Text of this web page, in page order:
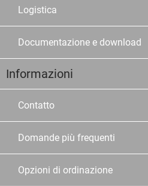
Logistica
Documentazione e download
Informazioni
Contatto
Domande più frequenti
Opzioni di ordinazione